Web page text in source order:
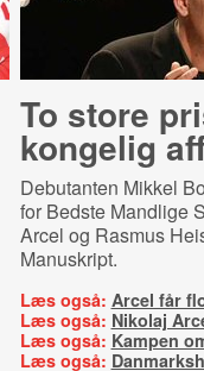
To store
kongelig
Debutanten Mikkel
for Bedste Mandlige
Arcel og Rasmus
Manuskript.
Læs også: Arcel får
Læs også: Nikolaj
Læs også: Kampen
Læs også: